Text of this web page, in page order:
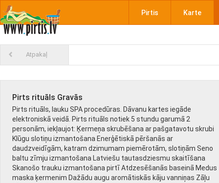
Pirtis Karte
Atpakaļ
Pirts rituāls Gravās
Pirts rituāls, lauku SPA procedūras. Dāvanu kartes iegāde
elektroniskā veidā. Pirts rituāls notiek 5 stundu garumā 2
personām, iekļaujot: Ķermeņa skrubēšana ar pašgatavotu skrubi
Klūgu slotiņu izmantošana Enerģētiskā pēršanās ar
daudzveidīgām, katram dzimumam piemērotām, slotiņām Seno
baltu zīmju izmantošana Latviešu tautasdziesmu skaitīšana
Skanošo trauku izmantošana pirtī Atdzesēšanās baseinā Medus
maska ķermenim Dažādu augu aromātiskās kāju vanniņas Zāļu